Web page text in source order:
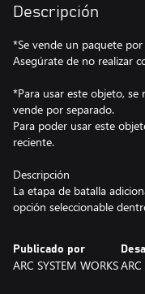
Descripción
*Se vende un paquete
Asegúrate de no realizar
*Para usar este objeto, se
vende por separado.
Para poder usar este
reciente.
Descripción
La etapa de batalla
opción seleccionable
Publicado por
ARC SYSTEM WORKSARC